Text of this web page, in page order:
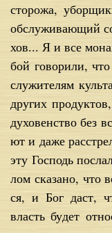
сто­ро­жа,
об­слу­жи­ва­ю­щий
хов... Я и все
бой го­во­ри­ли,
слу­жи­те­лям
дру­гих
ду­хо­вен­ство без
ют и да­же
эту Гос­подь
лом ска­за­но, что
ся, и Бог даст,
власть бу­дет